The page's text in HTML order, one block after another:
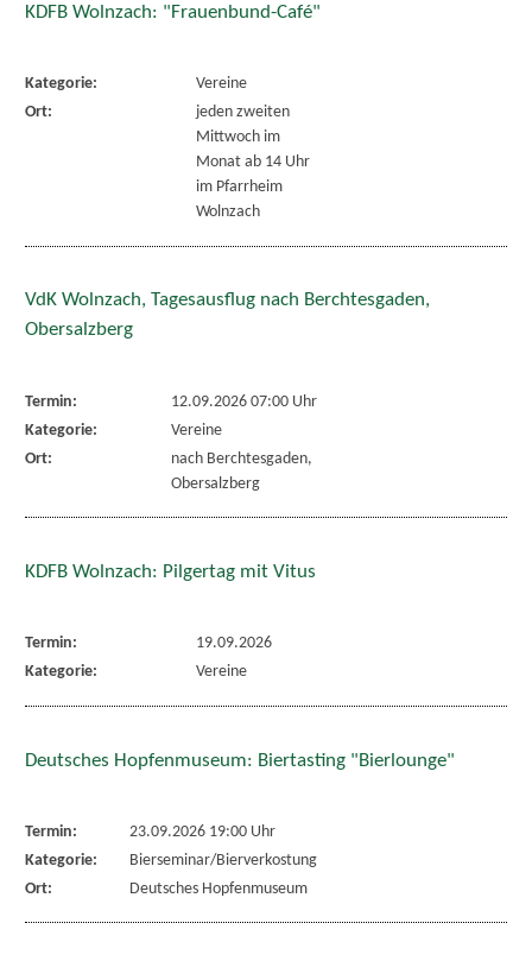
KDFB Wolnzach: "Frauenbund-Café"
Kategorie:
Vereine
Ort:
jeden zweiten
Mittwoch im
Monat ab 14 Uhr
im Pfarrheim
Wolnzach
VdK Wolnzach, Tagesausflug nach Berchtesgaden,
Obersalzberg
Termin:
12.09.2026 07:00 Uhr
Kategorie:
Vereine
Ort:
nach Berchtesgaden,
Obersalzberg
KDFB Wolnzach: Pilgertag mit Vitus
Termin:
19.09.2026
Kategorie:
Vereine
Deutsches Hopfenmuseum: Biertasting "Bierlounge"
Termin:
23.09.2026 19:00 Uhr
Kategorie:
Bierseminar/Bierverkostung
Ort:
Deutsches Hopfenmuseum